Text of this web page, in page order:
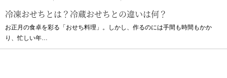
冷凍おせちとは？冷蔵おせちとの違いは何？
お正月の食卓を彩る「おせち料理」。しかし、作るのには手間も時間もかか
り、忙しい年…